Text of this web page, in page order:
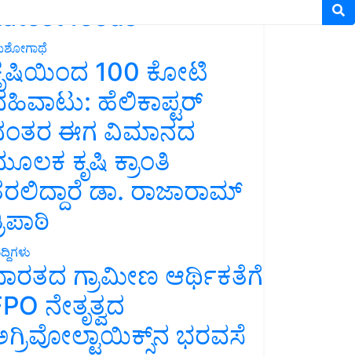
feeds
100 ಕೋಟಿ
ಹೆಲಿಕಾಪ್ಟರ್
ಈಗ ವಿಮಾನದ
ಕೃಷಿ ಕ್ರಾಂತಿ
ಡಾ. ರಾಜಾರಾಮ್
ಗ್ರಾಮೀಣ ಆರ್ಥಿಕತೆಗೆ
ನೇತೃತ್ವದ
ಭರವಸೆ